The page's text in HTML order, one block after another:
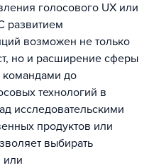
голосового UX или
развитием
возможен не только
но и расширение сферы
командами до
технологий в
исследовательскими
продуктов или
выбирать
или